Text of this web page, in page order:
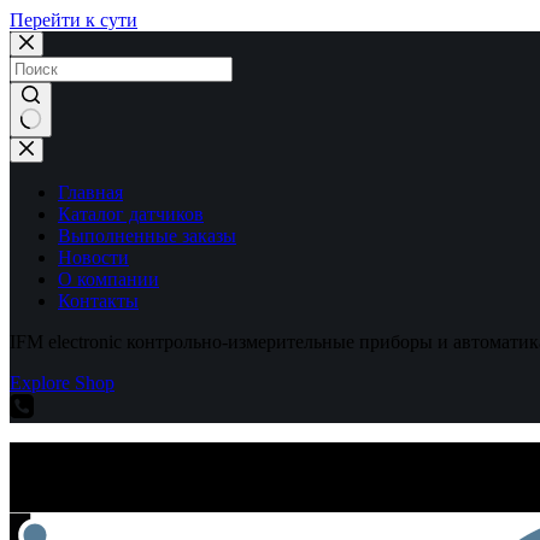
Перейти к сути
Ничего
не
найденоГлавная
Каталог датчиков
Выполненные заказы
Новости
О компании
Контакты
IFM electronic контрольно-измерительные приборы и
Explore Shop